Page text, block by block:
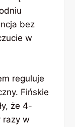
bez
w
reguluje
Fińskie
że 4-
razy w